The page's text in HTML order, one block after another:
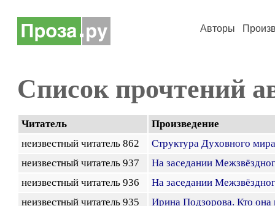
Авторы
Список прочтений
Читатель
Произведение
неизвестный читатель 862
Структура Духовного
неизвестный читатель 937
На заседании
неизвестный читатель 936
На заседании
неизвестный читатель 935
Ирина Подзорова. Кто она